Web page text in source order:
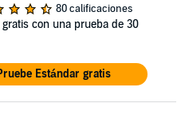
80 calificaciones
gratis con una prueba de 30
Estándar gratis